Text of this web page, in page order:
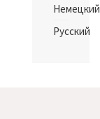
Немецкий
Русский